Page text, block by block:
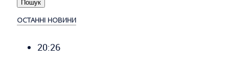
ОСТАННІ НОВИНИ
20:26